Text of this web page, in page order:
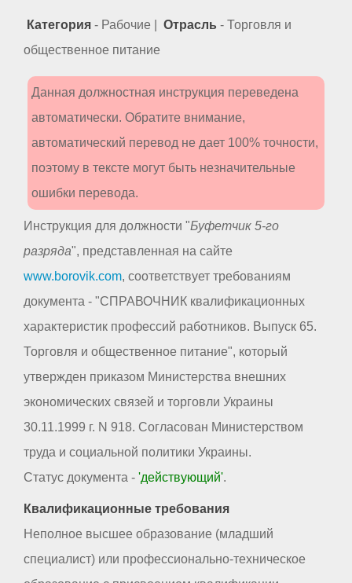
Категория - Рабочие | Отрасль - Торговля и
общественное питание
Данная должностная инструкция переведена
автоматически. Обратите внимание,
автоматический перевод не дает 100% точности,
поэтому в тексте могут быть незначительные
ошибки перевода.
Инструкция для должности "Буфетчик 5-го
разряда", представленная на сайте
www.borovik.com, соответствует требованиям
документа - "СПРАВОЧНИК квалификационных
характеристик профессий работников. Выпуск 65.
Торговля и общественное питание", который
утвержден приказом Министерства внешних
экономических связей и торговли Украины
30.11.1999 г. N 918. Согласован Министерством
труда и социальной политики Украины.
Статус документа - 'действующий'.
Квалификационные требования
Неполное высшее образование (младший
специалист) или профессионально-техническое